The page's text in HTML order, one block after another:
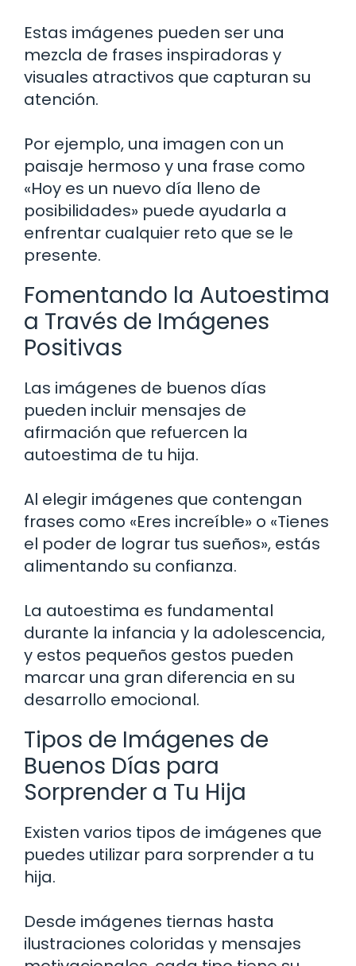
Estas imágenes pueden ser una
mezcla de frases inspiradoras y
visuales atractivos que capturan su
atención.
Por ejemplo, una imagen con un
paisaje hermoso y una frase como
«Hoy es un nuevo día lleno de
posibilidades» puede ayudarla a
enfrentar cualquier reto que se le
presente.
Fomentando la Autoestima
a Través de Imágenes
Positivas
Las imágenes de buenos días
pueden incluir mensajes de
afirmación que refuercen la
autoestima de tu hija.
Al elegir imágenes que contengan
frases como «Eres increíble» o «Tienes
el poder de lograr tus sueños», estás
alimentando su confianza.
La autoestima es fundamental
durante la infancia y la adolescencia,
y estos pequeños gestos pueden
marcar una gran diferencia en su
desarrollo emocional.
Tipos de Imágenes de
Buenos Días para
Sorprender a Tu Hija
Existen varios tipos de imágenes que
puedes utilizar para sorprender a tu
hija.
Desde imágenes tiernas hasta
ilustraciones coloridas y mensajes